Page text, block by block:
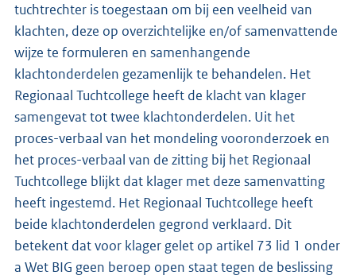
tuchtrechter is toegestaan om bij een veelheid van
klachten, deze op overzichtelijke en/of samenvattende
wijze te formuleren en samenhangende
klachtonderdelen gezamenlijk te behandelen. Het
Regionaal Tuchtcollege heeft de klacht van klager
samengevat tot twee klachtonderdelen. Uit het
proces-verbaal van het mondeling vooronderzoek en
het proces-verbaal van de zitting bij het Regionaal
Tuchtcollege blijkt dat klager met deze samenvatting
heeft ingestemd. Het Regionaal Tuchtcollege heeft
beide klachtonderdelen gegrond verklaard. Dit
betekent dat voor klager gelet op artikel 73 lid 1 onder
a Wet BIG geen beroep open staat tegen de beslissing